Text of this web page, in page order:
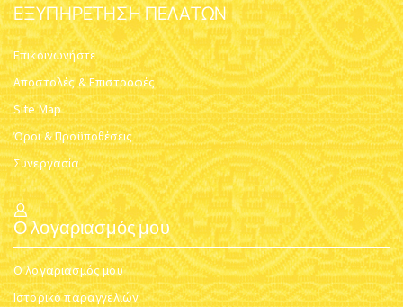
ΕΞΥΠΗΡΈΤΗΣΗ ΠΕΛΑΤΏΝ
Επικοινωνήστε
Αποστολές & Επιστροφές
Site Map
Όροι & Προϋποθέσεις
Συνεργασία
Ο λογαριασμός μου
Ο λογαριασμός μου
Ιστορικό παραγγελιών